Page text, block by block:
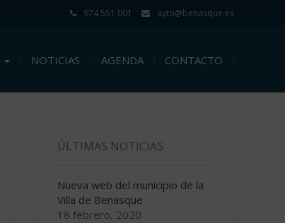
974 551 001 ayto@benasque.es
NOTICIAS AGENDA CONTACTO
ÚLTIMAS NOTICIAS
Nueva web del municipio de la
Villa de Benasque
18 febrero, 2020